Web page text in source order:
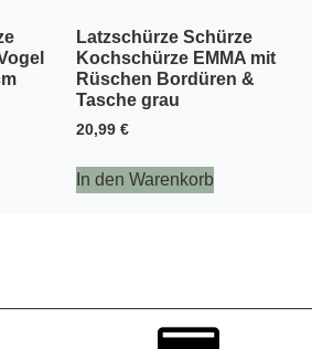
Latzschürze Schürze
Kochschürze EMMA mit
Rüschen Bordüren &
Tasche grau
20,99 €
In den Warenkorb